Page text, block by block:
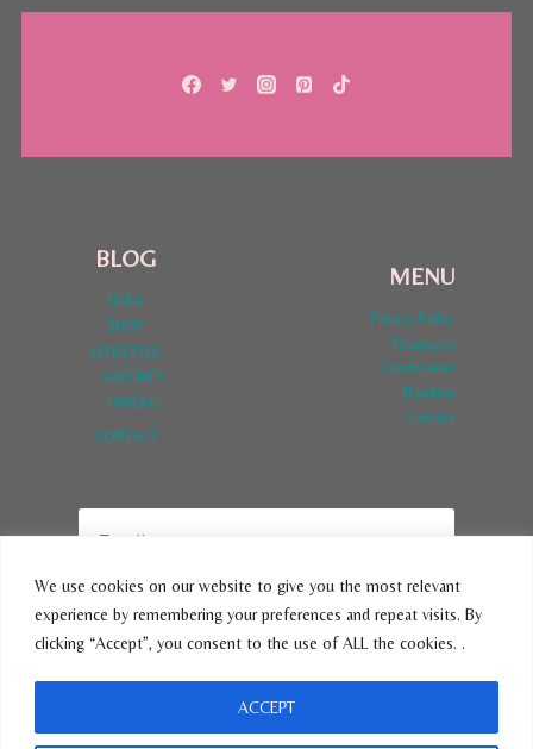
We use cookies on our website to give you the most relevant
experience by remembering your preferences and repeat visits. By
clicking “Accept”, you consent to the use of ALL the cookies. .
ACCEPT
BLOG
HOLA
SHOP
LYFESTYLE
SABORES
DINERO
CONTACT
MENU
Privacy Policy
Términos y
Condiciones
Nosotros
Contact
SUBSCRIBE